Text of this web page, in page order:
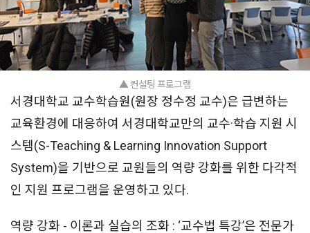
▲ 컨설팅 프로그램
서경대학교 교수학습원(원장 정수정 교수)은 급변하는
교육환경에 대응하여 서경대학교만의 교수·학습 지원 시
스템(S-Teaching & Learning Innovation Support
System)을 기반으로 교원들의 역량 강화를 위한 다각적
인 지원 프로그램을 운영하고 있다.
역량 강화 - 이론과 실습의 조화 : ‘교수법 특강’은 전문가